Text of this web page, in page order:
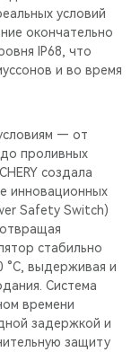
условий
окончательно
IP68, что
и во время
— от
проливных
создала
инновационных
Safety Switch)
стабильно
°C, выдерживая и
Система
времени
задержкой и
защиту